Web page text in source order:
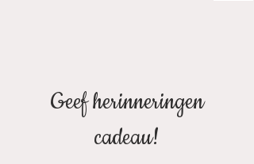
Geef herinneringen
cadeau!